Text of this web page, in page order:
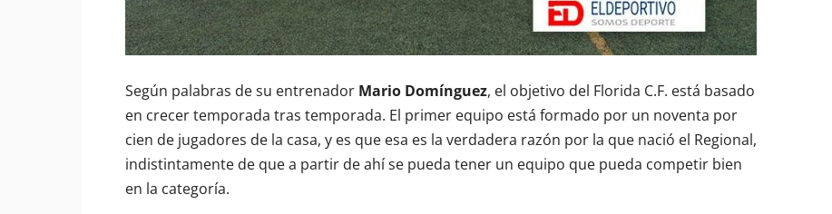
Según palabras de su entrenador Mario Domínguez, el objetivo del Florida C.F. está basado
en crecer temporada tras temporada. El primer equipo está formado por un noventa por
cien de jugadores de la casa, y es que esa es la verdadera razón por la que nació el Regional,
indistintamente de que a partir de ahí se pueda tener un equipo que pueda competir bien
en la categoría.